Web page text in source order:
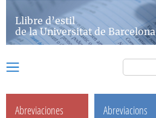
Llibre d’estil
de la Universitat de Barcelona
Abreviaciones Abreviacions